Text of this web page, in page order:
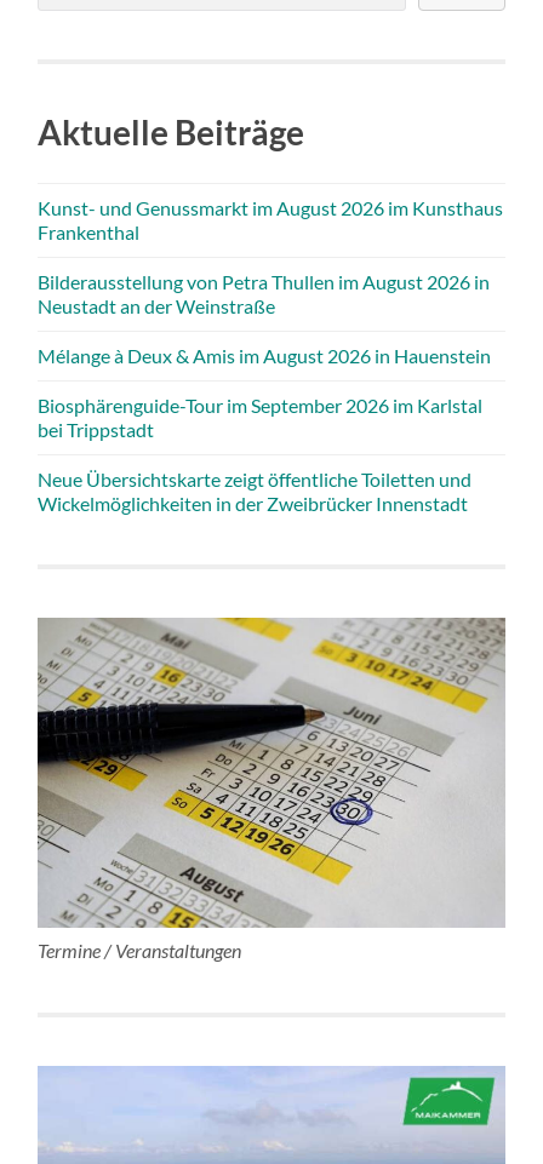
Aktuelle Beiträge
Kunst- und Genussmarkt im August 2026 im Kunsthaus
Frankenthal
Bilderausstellung von Petra Thullen im August 2026 in
Neustadt an der Weinstraße
Mélange à Deux & Amis im August 2026 in Hauenstein
Biosphärenguide-Tour im September 2026 im Karlstal
bei Trippstadt
Neue Übersichtskarte zeigt öffentliche Toiletten und
Wickelmöglichkeiten in der Zweibrücker Innenstadt
Termine / Veranstaltungen